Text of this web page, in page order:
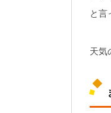
と言
天気